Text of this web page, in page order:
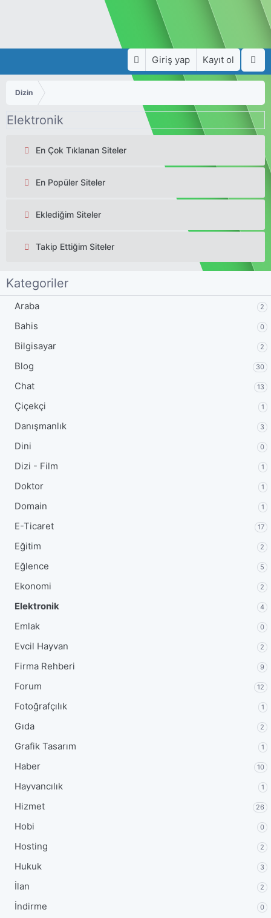
Giriş yap Kayıt ol
Dizin
Elektronik
En Çok Tıklanan Siteler
En Popüler Siteler
Eklediğim Siteler
Takip Ettiğim Siteler
Kategoriler
Araba 2
Bahis 0
Bilgisayar 2
Blog 30
Chat 13
Çiçekçi 1
Danışmanlık 3
Dini 0
Dizi - Film 1
Doktor 1
Domain 1
E-Ticaret 17
Eğitim 2
Eğlence 5
Ekonomi 2
Elektronik 4
Emlak 0
Evcil Hayvan 2
Firma Rehberi 9
Forum 12
Fotoğrafçılık 1
Gıda 2
Grafik Tasarım 1
Haber 10
Hayvancılık 1
Hizmet 26
Hobi 0
Hosting 2
Hukuk 3
İlan 2
İndirme 0